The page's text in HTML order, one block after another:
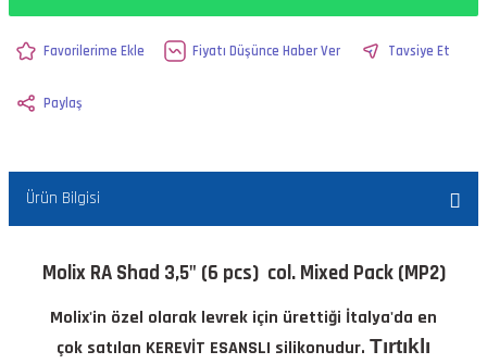
Fiyatı Düşünce Haber Ver Tavsiye Et
Paylaş
Ürün Bilgisi
Molix RA Shad 3,5" (6 pcs) col. Mixed Pack (MP2)
Molix'in özel olarak levrek için ürettiği İtalya'da en
çok satılan KEREVİT ESANSLI silikonudur. Tırtıklı